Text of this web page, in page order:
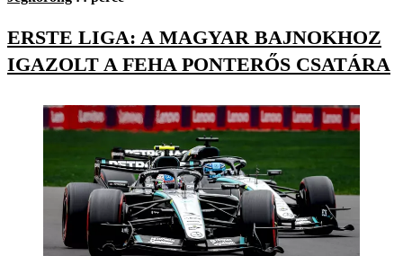
ERSTE LIGA: A MAGYAR BAJNOKHOZ
IGAZOLT A FEHA PONTERŐS CSATÁRA